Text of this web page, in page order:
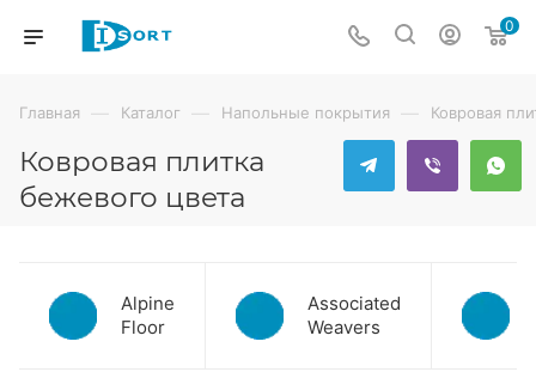
0
Главная — Каталог — Напольные покрытия — Ковровая
Ковровая плитка
бежевого цвета
Alpine
Floor
Associated
Weavers